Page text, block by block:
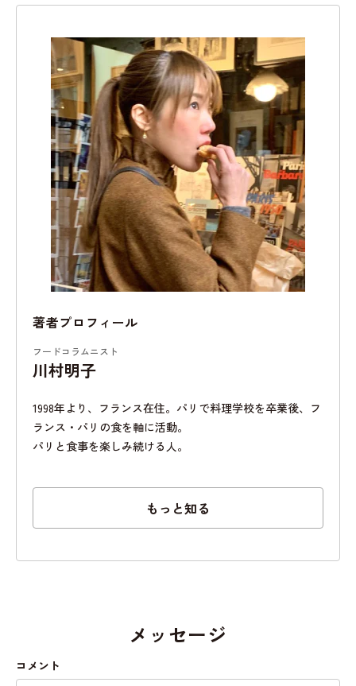
著者プロフィール
フードコラムニスト
川村明子
1998年より、フランス在住。パリで料理学校を卒業後、フ
ランス・パリの食を軸に活動。
パリと食事を楽しみ続ける人。
もっと知る
メッセージ
コメント